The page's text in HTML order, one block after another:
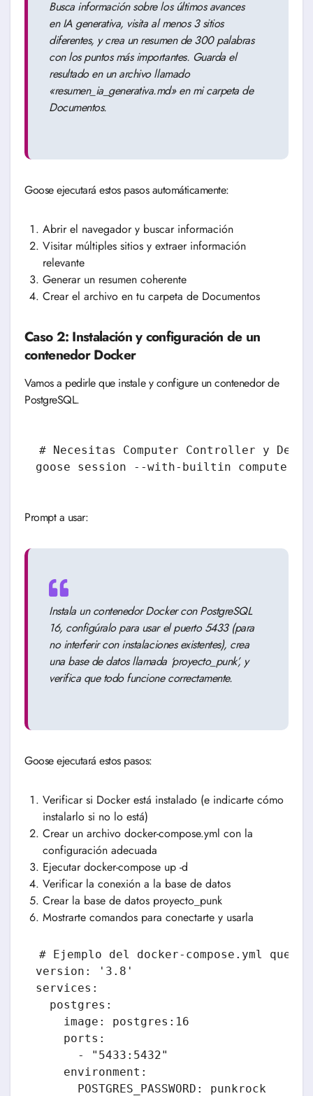
Busca información sobre los últimos avances
en IA generativa, visita al menos 3 sitios
diferentes, y crea un resumen de 300 palabras
con los puntos más importantes. Guarda el
resultado en un archivo llamado
«resumen_ia_generativa.md» en mi carpeta de
Documentos.
Goose ejecutará estos pasos automáticamente:
Abrir el navegador y buscar información
Visitar múltiples sitios y extraer información
relevante
Generar un resumen coherente
Crear el archivo en tu carpeta de Documentos
Caso 2: Instalación y configuración de un
contenedor Docker
Vamos a pedirle que instale y configure un contenedor de
PostgreSQL.
# Necesitas Computer Controller y
goose session --with-builtin
Prompt a usar:
Instala un contenedor Docker con PostgreSQL
16, configúralo para usar el puerto 5433 (para
no interferir con instalaciones existentes), crea
una base de datos llamada ‘proyecto_punk’, y
verifica que todo funcione correctamente.
Goose ejecutará estos pasos:
Verificar si Docker está instalado (e indicarte cómo
instalarlo si no lo está)
Crear un archivo docker-compose.yml con la
configuración adecuada
Ejecutar docker-compose up -d
Verificar la conexión a la base de datos
Crear la base de datos proyecto_punk
Mostrarte comandos para conectarte y usarla
# Ejemplo del docker-compose.yml que
version: '3.8'
services:
  postgres:
    image: postgres:16
    ports:
      - "5433:5432"
    environment:
      POSTGRES_PASSWORD: punkrock